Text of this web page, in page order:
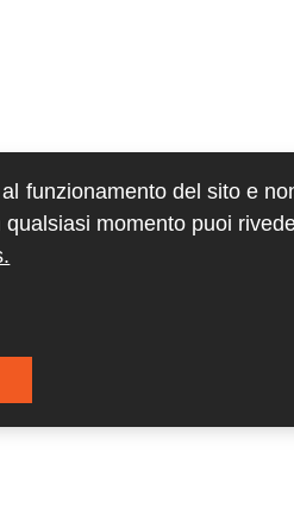
funzionamento del sito e
momento puoi